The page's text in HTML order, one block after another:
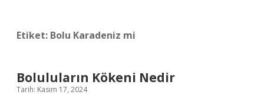
Etiket: Bolu Karadeniz mi
Boluluların Kökeni Nedir
Tarih: Kasım 17, 2024